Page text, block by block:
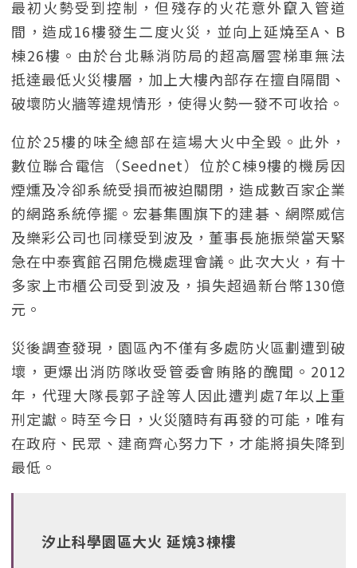
最初火勢受到控制，但殘存的火花意外竄入管道
間，造成16樓發生二度火災，並向上延燒至A、B
棟26樓。由於台北縣消防局的超高層雲梯車無法
抵達最低火災樓層，加上大樓內部存在擅自隔間、
破壞防火牆等違規情形，使得火勢一發不可收拾。
位於25樓的味全總部在這場大火中全毀。此外，
數位聯合電信（Seednet）位於C棟9樓的機房因
煙燻及冷卻系統受損而被迫關閉，造成數百家企業
的網路系統停擺。宏碁集團旗下的建碁、網際威信
及樂彩公司也同樣受到波及，董事長施振榮當天緊
急在中泰賓館召開危機處理會議。此次大火，有十
多家上市櫃公司受到波及，損失超過新台幣130億
元。
災後調查發現，園區內不僅有多處防火區劃遭到破
壞，更爆出消防隊收受管委會賄賂的醜聞。2012
年，代理大隊長郭子詮等人因此遭判處7年以上重
刑定讞。時至今日，火災隨時有再發的可能，唯有
在政府、民眾、建商齊心努力下，才能將損失降到
最低。
汐止科學園區大火 延燒3棟樓